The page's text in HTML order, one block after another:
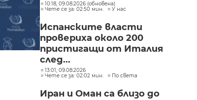
10:18, 09.08.2026 (обновена)
Чете се за: 02:50 мин.
У нас
Испанските власти
провериха около 200
пристигащи от Италия
след...
13:01, 09.08.2026
Чете се за: 02:02 мин.
По света
Иран и Оман са близо до